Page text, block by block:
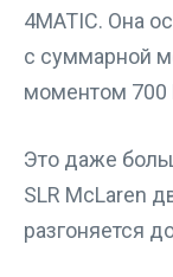
4MATIC. Она
с суммарной
моментом 700
Это даже
SLR McLaren
разгоняется